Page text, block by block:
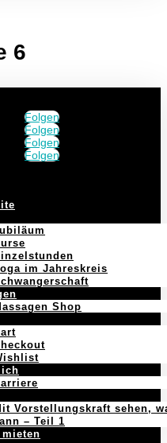
6
Folgen
Folgen
Folgen
Folgen
im Jahreskreis
Shop
Vorstellungskraft sehen,
– Teil 1